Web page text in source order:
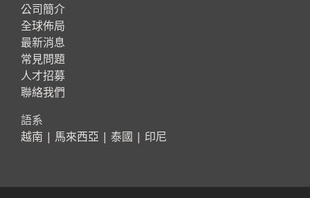
公司簡介
全球佈局
最新消息
常見問題
人才招募
聯絡我們
語系
越南 | 馬來西亞 | 泰國 | 印尼